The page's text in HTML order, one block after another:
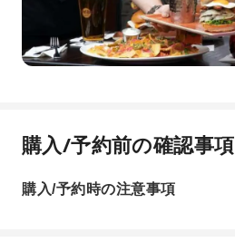
購入/予約前の確認事項
購入/予約時の注意事項